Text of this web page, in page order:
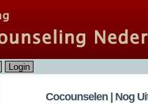
Login
Cocounselen | Nog